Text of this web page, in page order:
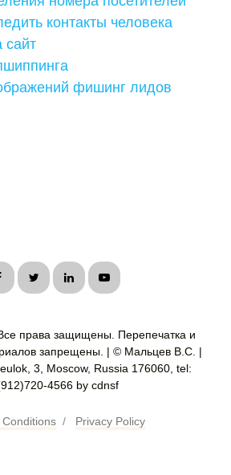
контакты человека
сайт
фишинг лидов
права защищены. Перепечатка и
запрещены. | © Мальцев В.С. |
3, Moscow, Russia 176060, tel:
4566 by cdnsf
Conditions / Privacy Policy